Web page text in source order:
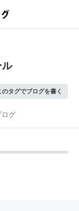
のタグでブログを書く
ログ